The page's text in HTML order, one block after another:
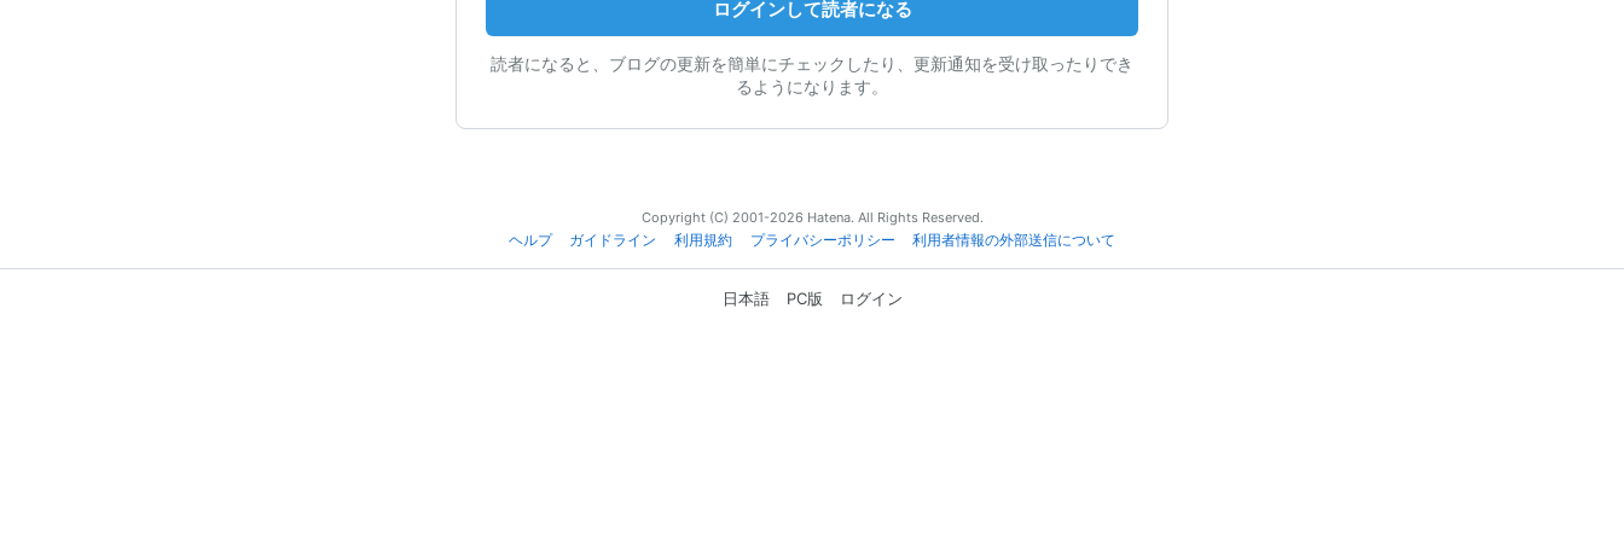
ログインして読者になる
読者になると、ブログの更新を簡単にチェックしたり、更新通知を受け取ったりでき
るようになります。
Copyright (C) 2001-2026 Hatena. All Rights Reserved.
ヘルプ
ガイドライン 利用規約 プライバシーポリシー 利用者情報の外部送信について
日本語 PC版 ログイン